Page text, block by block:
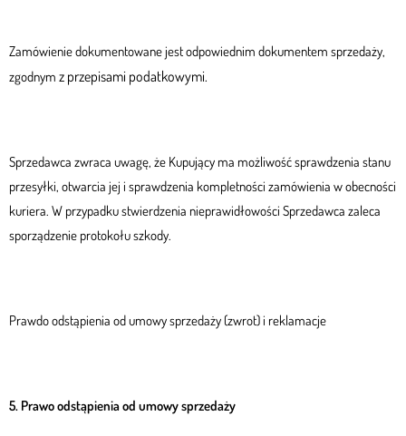
Zamówienie dokumentowane jest odpowiednim dokumentem sprzedaży,
zgodnym z przepisami podatkowymi.
Sprzedawca zwraca uwagę, że Kupujący ma możliwość sprawdzenia stanu
przesyłki, otwarcia jej i sprawdzenia kompletności zamówienia w obecności
kuriera. W przypadku stwierdzenia nieprawidłowości Sprzedawca zaleca
sporządzenie protokołu szkody.
Prawdo odstąpienia od umowy sprzedaży (zwrot) i reklamacje
5. Prawo odstąpienia od umowy sprzedaży